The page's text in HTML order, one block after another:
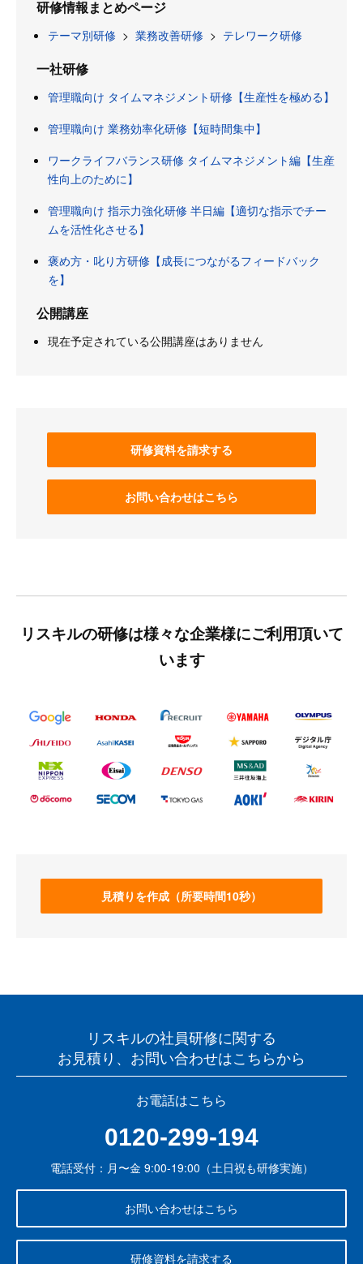
研修情報まとめページ
テーマ別研修 > 業務改善研修 > テレワーク研修
一社研修
管理職向け タイムマネジメント研修【生産性を極める】
管理職向け 業務効率化研修【短時間集中】
ワークライフバランス研修 タイムマネジメント編【生産
性向上のために】
管理職向け 指示力強化研修 半日編【適切な指示でチー
ムを活性化させる】
褒め方・叱り方研修【成長につながるフィードバック
を】
公開講座
現在予定されている公開講座はありません
研修資料を請求する
お問い合わせはこちら
リスキルの研修は様々な企業様にご利用頂いて
います
見積りを作成（所要時間10秒）
リスキルの社員研修に関する
お見積り、お問い合わせはこちらから
お電話はこちら
0120-299-194
電話受付：月〜金 9:00-19:00（土日祝も研修実施）
お問い合わせはこちら
研修資料を請求する